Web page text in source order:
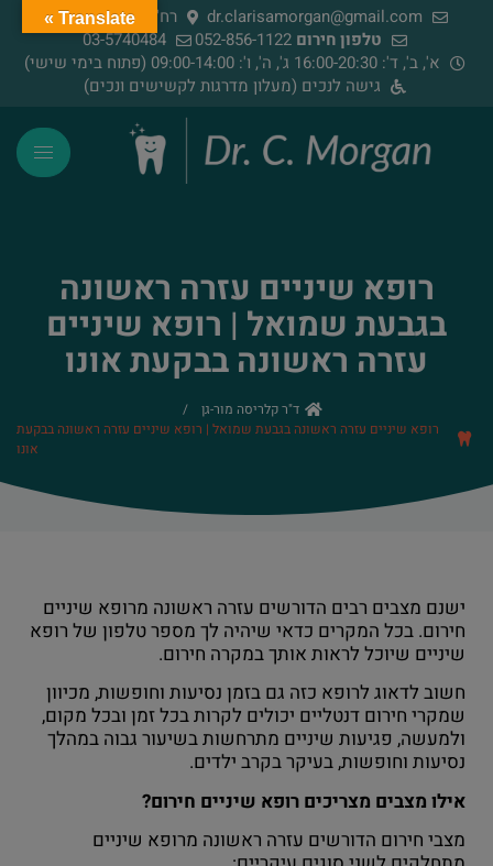
dr.clarisamorgan@gmail.com
רח' הירדן 91, רמת גן
טלפון חירום
03-5740484
א', ב', ד': 16:00-20:30 ג', ה', ו': 09:00-14:00 (פתוח בימי שישי)
גישה לנכים (מעלון מדרגות לקשישים ונכים)
רופא שיניים עזרה ראשונה
בגבעת שמואל | רופא שיניים
עזרה ראשונה בבקעת אונו
ד"ר קלריסה מור-גן
/
רופא שיניים עזרה ראשונה בגבעת שמואל | רופא שיניים עזרה ראשונה בבקעת
אונו
ישנם מצבים רבים הדורשים עזרה ראשונה מרופא שיניים
חירום. בכל המקרים כדאי שיהיה לך מספר טלפון של רופא
שיניים שיוכל לראות אותך במקרה חירום.
חשוב לדאוג לרופא כזה גם בזמן נסיעות וחופשות, מכיוון
שמקרי חירום דנטליים יכולים לקרות בכל זמן ובכל מקום,
ולמעשה, פגיעות שיניים מתרחשות בשיעור גבוה במהלך
נסיעות וחופשות, בעיקר בקרב ילדים.
אילו מצבים מצריכים רופא שיניים חירום?
מצבי חירום הדורשים עזרה ראשונה מרופא שיניים
Translate »